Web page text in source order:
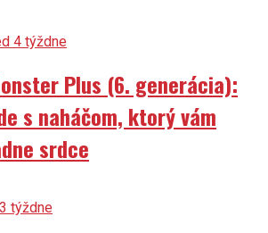
4 týždne
Plus (6. generácia):
s naháčom, ktorý vám
srdce
týždne